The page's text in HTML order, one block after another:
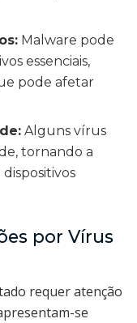
Malware pode
essenciais,
pode afetar
Alguns vírus
tornando a
por Vírus
requer atenção
se